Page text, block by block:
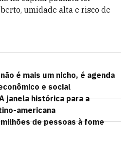
umidade alta e risco de
é mais um nicho, é agenda
e social
janela histórica para a
americana
de pessoas à fome